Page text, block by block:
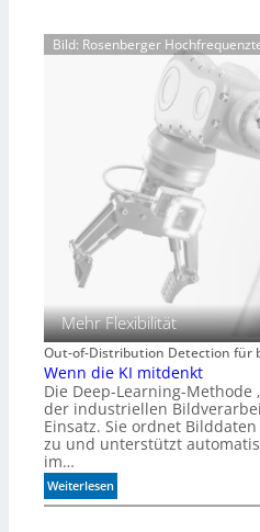
e
n
u
K
e
l
l
e
h
d
e
n
Bild: Rosenberger
Mehr Flexibilität
Out-of-Distribution Detection für
Wenn die KI mitdenkt
Die Deep-Learning-Methode
der industriellen
Einsatz. Sie ordnet
zu und unterstützt
im…
Weiterlesen:
W